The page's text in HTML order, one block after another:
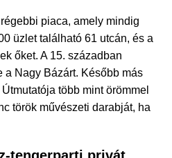
piaca, amely mindig
üzlet található 61 utcán, és a
őket. A 15. században
a Nagy Bázárt. Később más
több mint örömmel
török művészeti darabját, ha